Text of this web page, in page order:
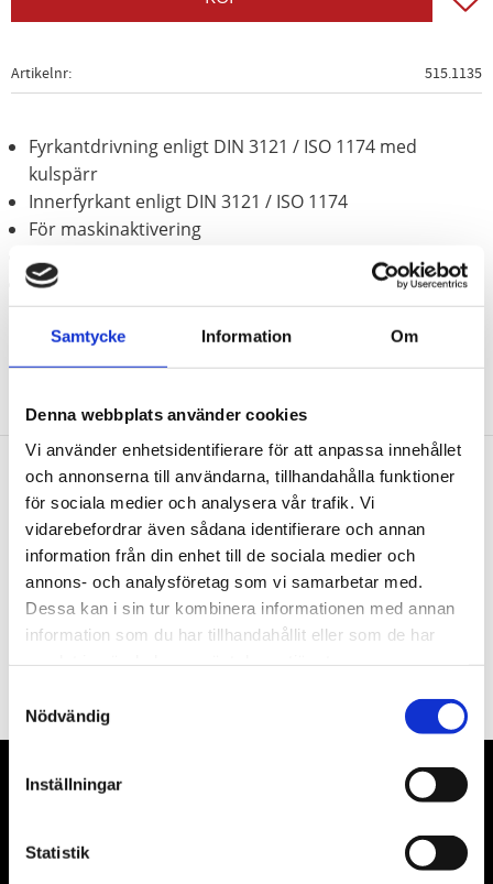
Samtycke Information Om
Denna webbplats använder cookies
Vi använder enhetsidentifierare för att anpassa innehållet
och annonserna till användarna, tillhandahålla funktioner
för sociala medier och analysera vår trafik. Vi
vidarebefordrar även sådana identifierare och annan
information från din enhet till de sociala medier och
annons- och analysföretag som vi samarbetar med.
Dessa kan i sin tur kombinera informationen med annan
information som du har tillhandahållit eller som de har
Nödvändig
Inställningar
Statistik
Artikelnr 515.1135
Fyrkantdrivning enligt DIN 3121 / ISO 1174 med
kulspärr
Innerfyrkant enligt DIN 3121 / ISO 1174
För maskinaktivering
Behandlat med fosfor
Krom molybden
Nyhetsbrev
PRENUMERERA
VÅRA LEVERANTÖRER
Våra främsta leverantörer är KS Tools verktyg, ATH billyftar
& däckmaskiner och Master luftmaskiner. Kontakta oss